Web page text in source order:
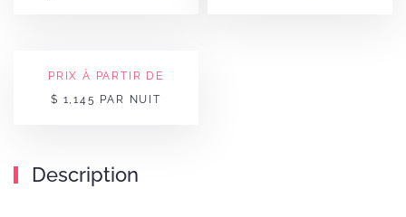
PRIX À PARTIR DE
$ 1,145 PAR NUIT
Description